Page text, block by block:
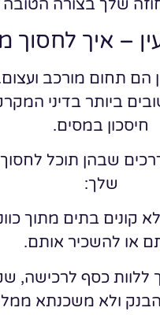
שלך בצורה הטובה
– איך לחסוך
הם תחום מורכב
ביותר בדיני
חיסכון במסים.
שבהן תוכל
שלך:
קונים בתים מתוך
או להשכיר אותם.
ללוות כסף לרכישה,
ולא משכנתא